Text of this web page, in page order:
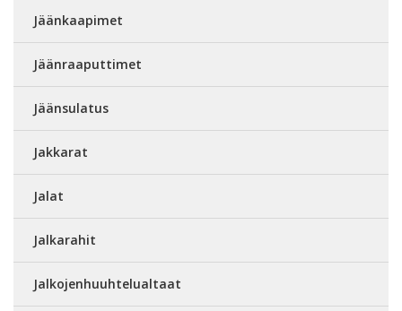
Jäänkaapimet
Jäänraaputtimet
Jäänsulatus
Jakkarat
Jalat
Jalkarahit
Jalkojenhuuhtelualtaat